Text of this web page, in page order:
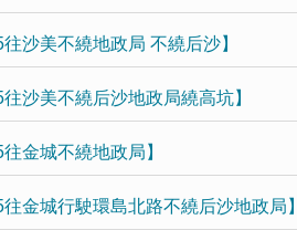
沙美不繞地政局 不繞后沙】
沙美不繞后沙地政局繞高坑】
金城不繞地政局】
金城行駛環島北路不繞后沙地政局】